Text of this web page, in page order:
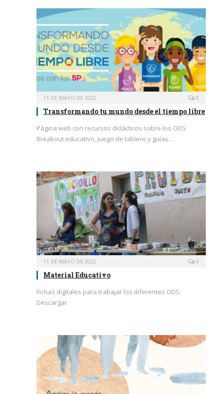
11 DE MAYO DE 2022 0
Transformando tu mundo desde el tiempo libre
Página web con recursos didácticos sobre los ODS:
Breakout educativo, juego de tablero y guías…
11 DE MAYO DE 2022 0
Material Educativo
Fichas digitales para trabajar los diferentes ODS.
Descargar